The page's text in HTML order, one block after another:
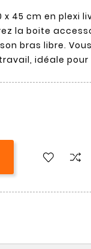
x 45 cm en plexi
la boite
bras libre.
idéale